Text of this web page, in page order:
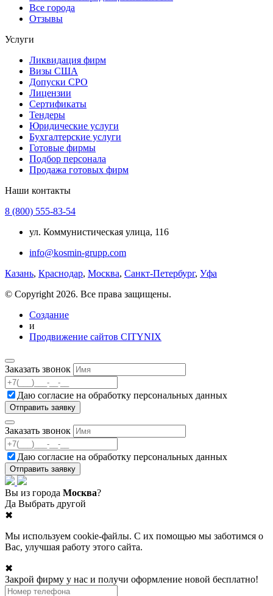
Все города
Отзывы
Услуги
Ликвидация фирм
Визы США
Допуски СРО
Лицензии
Сертификаты
Тендеры
Юридические услуги
Бухгалтерские услуги
Готовые фирмы
Подбор персонала
Продажа готовых фирм
Наши контакты
8 (800) 555-83-54
ул. Коммунистическая улица, 116
info@kosmin-grupp.com
Казань, Краснодар, Москва, Санкт-Петербург, Уфа
© Copyright 2026. Все права защищены.
Создание
и
Продвижение сайтов CITYNIX
Заказать звонок
Даю согласие на обработку персональных данных
Заказать звонок
Даю согласие на обработку персональных данных
Вы из города Москва?
Да Выбрать другой
✖
Мы используем cookie-файлы. С их помощью мы заботимся о
Вас, улучшая работу этого сайта.
✖
Закрой фирму у нас и получи оформление новой бесплатно!